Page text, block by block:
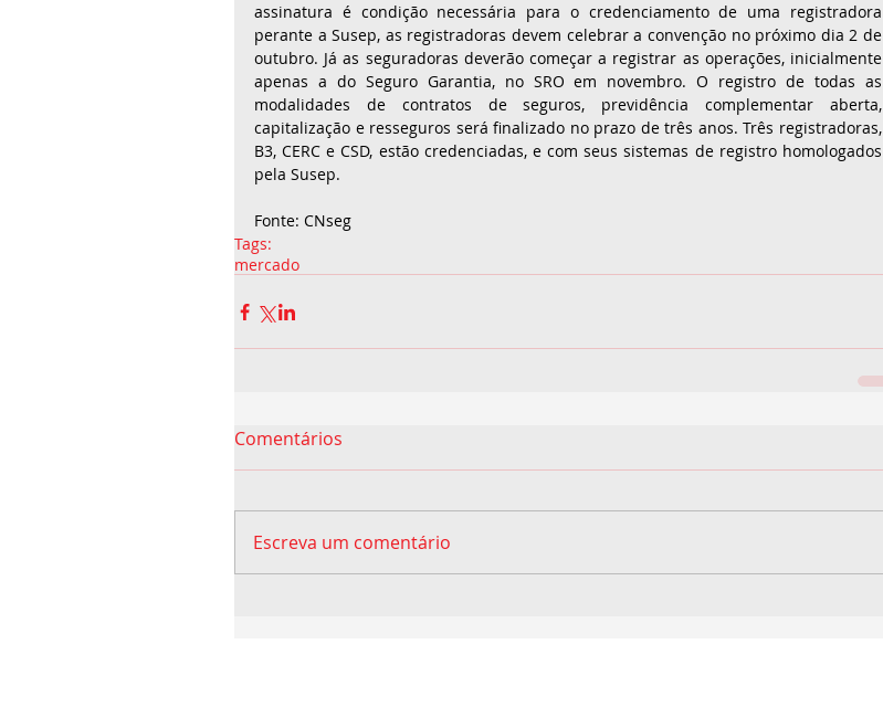
assinatura é condição necessária para o credenciamento de uma registradora
perante a Susep, as registradoras devem celebrar a convenção no próximo dia 2 de
outubro. Já as seguradoras deverão começar a registrar as operações, inicialmente
apenas a do Seguro Garantia, no SRO em novembro. O registro de todas as
modalidades de contratos de seguros, previdência complementar aberta,
capitalização e resseguros será finalizado no prazo de três anos. Três registradoras,
B3, CERC e CSD, estão credenciadas, e com seus sistemas de registro homologados
pela Susep.
Fonte: CNseg
Tags:
mercado
Comentários
Escreva um comentário